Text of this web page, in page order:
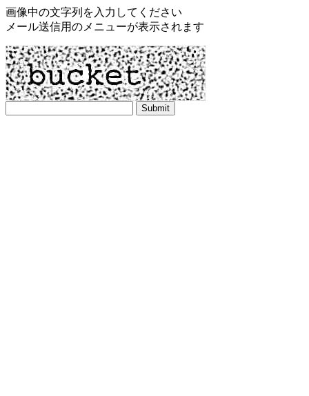
画像中の文字列を入力してください
メール送信用のメニューが表示されます